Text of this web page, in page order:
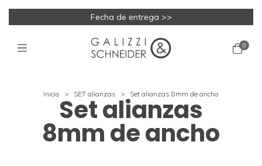
Fecha de entrega >>
0
Inicio > SET alianzas > Set alianzas 8mm de ancho
Set alianzas
8mm de ancho